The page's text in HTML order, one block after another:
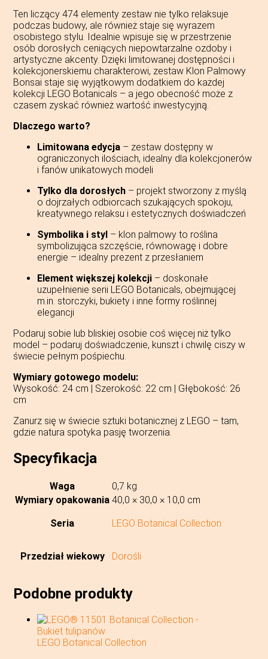
Ten liczący 474 elementy zestaw nie tylko relaksuje
podczas budowy, ale również staje się wyrazem
osobistego stylu. Idealnie wpisuje się w przestrzenie
osób dorosłych ceniących niepowtarzalne ozdoby i
artystyczne akcenty. Dzięki limitowanej dostępności i
kolekcjonerskiemu charakterowi, zestaw Klon Palmowy
Bonsai staje się wyjątkowym dodatkiem do każdej
kolekcji LEGO Botanicals – a jego obecność może z
czasem zyskać również wartość inwestycyjną.
Dlaczego warto?
Limitowana edycja – zestaw dostępny w
ograniczonych ilościach, idealny dla kolekcjonerów
i fanów unikatowych modeli
Tylko dla dorosłych – projekt stworzony z myślą
o dojrzałych odbiorcach szukających spokoju,
kreatywnego relaksu i estetycznych doświadczeń
Symbolika i styl – klon palmowy to roślina
symbolizująca szczęście, równowagę i dobre
energie – idealny prezent z przesłaniem
Element większej kolekcji – doskonałe
uzupełnienie serii LEGO Botanicals, obejmującej
m.in. storczyki, bukiety i inne formy roślinnej
elegancji
Podaruj sobie lub bliskiej osobie coś więcej niż tylko
model – podaruj doświadczenie, kunszt i chwilę ciszy w
świecie pełnym pośpiechu.
Wymiary gotowego modelu:
Wysokość: 24 cm | Szerokość: 22 cm | Głębokość: 26
cm
Zanurz się w świecie sztuki botanicznej z LEGO – tam,
gdzie natura spotyka pasję tworzenia.
Specyfikacja
Waga
0,7 kg
Wymiary opakowania 40,0 × 30,0 × 10,0 cm
Seria LEGO Botanical Collection
Przedział wiekowy Dorośli
Podobne produkty
LEGO Botanical Collection